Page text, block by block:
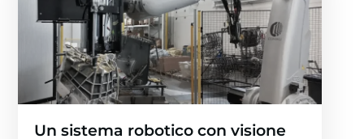
Un sistema robotico con visione